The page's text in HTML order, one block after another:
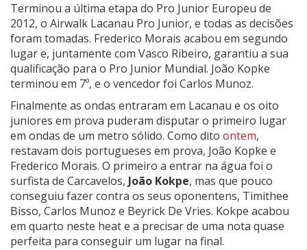
Terminou a última etapa do Pro Junior Europeu de
2012, o Airwalk Lacanau Pro Junior, e todas as decisões
foram tomadas. Frederico Morais acabou em segundo
lugar e, juntamente com Vasco Ribeiro, garantiu a sua
qualificação para o Pro Junior Mundial. João Kopke
terminou em 7º, e o vencedor foi Carlos Munoz.
Finalmente as ondas entraram em Lacanau e os oito
juniores em prova puderam disputar o primeiro lugar
em ondas de um metro sólido. Como dito ontem,
restavam dois portugueses em prova, João Kopke e
Frederico Morais. O primeiro a entrar na água foi o
surfista de Carcavelos, João Kokpe, mas que pouco
conseguiu fazer contra os seus oponentens, Timithee
Bisso, Carlos Munoz e Beyrick De Vries. Kokpe acabou
em quarto neste heat e a precisar de uma nota quase
perfeita para conseguir um lugar na final.